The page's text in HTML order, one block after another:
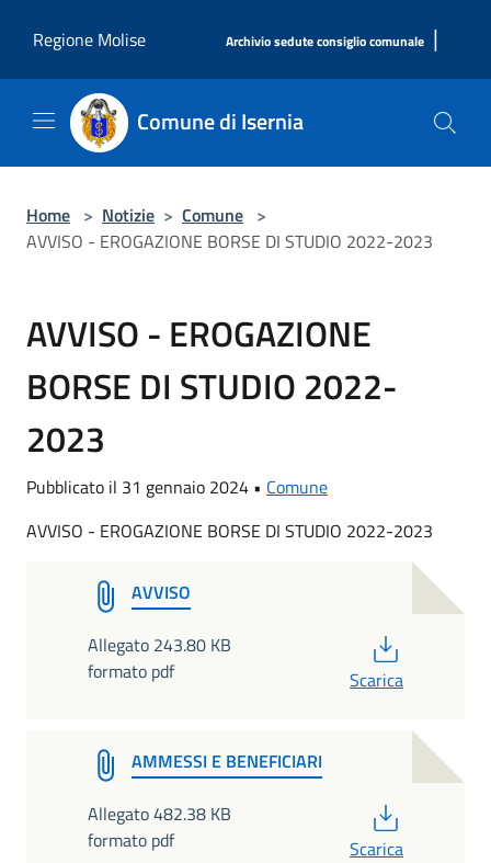
Regione Molise
Archivio sedute consiglio comunale |
Comune di Isernia
Home > Notizie > Comune >
AVVISO - EROGAZIONE BORSE DI STUDIO 2022-2023
AVVISO - EROGAZIONE
BORSE DI STUDIO 2022-
2023
Pubblicato il 31 gennaio 2024 • Comune
AVVISO - EROGAZIONE BORSE DI STUDIO 2022-2023
AVVISO
Allegato 243.80 KB
formato pdf
Scarica
AMMESSI E BENEFICIARI
Allegato 482.38 KB
formato pdf
Scarica